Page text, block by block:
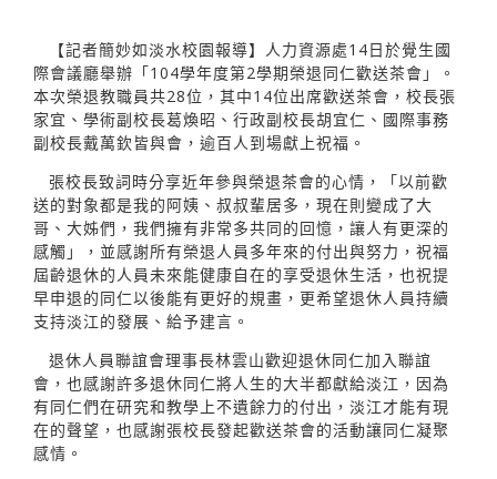
【記者簡妙如淡水校園報導】人力資源處14日於覺生國
際會議廳舉辦「104學年度第2學期榮退同仁歡送茶會」。
本次榮退教職員共28位，其中14位出席歡送茶會，校長張
家宜、學術副校長葛煥昭、行政副校長胡宜仁、國際事務
副校長戴萬欽皆與會，逾百人到場獻上祝福。
張校長致詞時分享近年參與榮退茶會的心情，「以前歡
送的對象都是我的阿姨、叔叔輩居多，現在則變成了大
哥、大姊們，我們擁有非常多共同的回憶，讓人有更深的
感觸」，並感謝所有榮退人員多年來的付出與努力，祝福
屆齡退休的人員未來能健康自在的享受退休生活，也祝提
早申退的同仁以後能有更好的規畫，更希望退休人員持續
支持淡江的發展、給予建言。
退休人員聯誼會理事長林雲山歡迎退休同仁加入聯誼
會，也感謝許多退休同仁將人生的大半都獻給淡江，因為
有同仁們在研究和教學上不遺餘力的付出，淡江才能有現
在的聲望，也感謝張校長發起歡送茶會的活動讓同仁凝聚
感情。